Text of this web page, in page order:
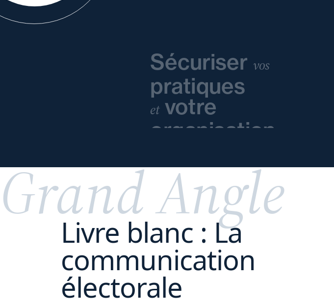
Sécuriser vos
pratiques
etvotre
organisation
vos
Grand Angle
Livre blanc : La
communication
électorale